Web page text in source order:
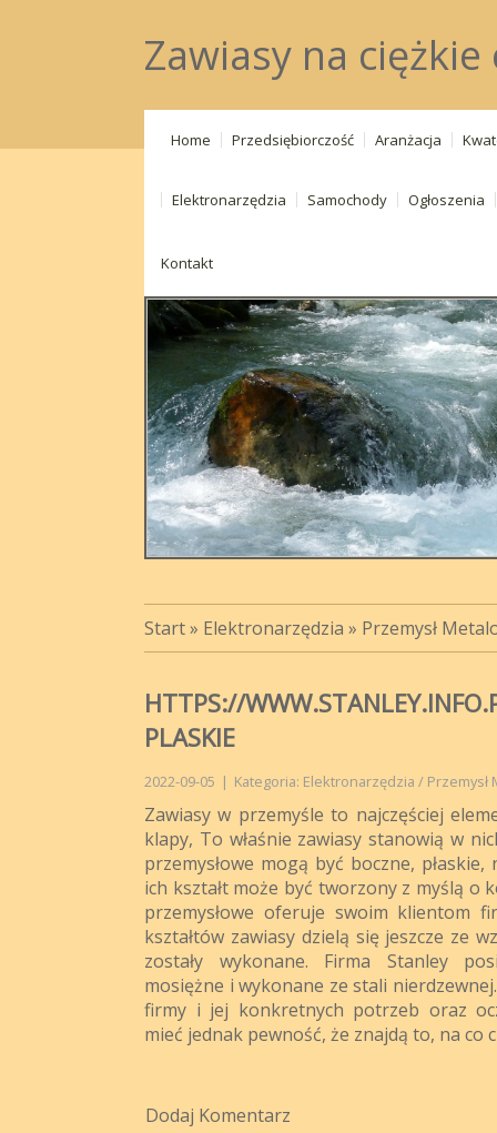
Zawiasy na ciężkie
Home Przedsiębiorczość Aranżacja
Elektronarzędzia Samochody Ogłoszenia
Kontakt
Start» Elektronarzędzia » Przemysł
HTTPS://
PLASKIE
2022-09-05 | Kategoria: Elektronarzędzia / Przemysł
Zawiasy w przemyśle to najczęściej
klapy, To właśnie zawiasy stanowią w
przemysłowe mogą być boczne, płaskie,
ich kształt może być tworzony z myślą o
przemysłowe oferuje swoim klientom
kształtów zawiasy dzielą się jeszcze ze
zostały wykonane. Firma Stanley
mosiężne i wykonane ze stali
firmy i jej konkretnych potrzeb oraz
mieć jednak pewność, że znajdą to, na co
Dodaj Komentarz